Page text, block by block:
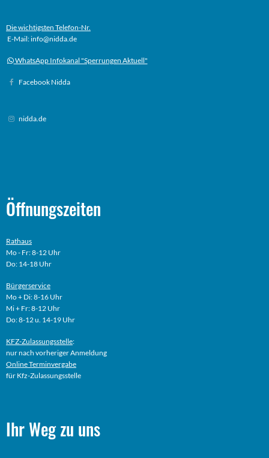
Die wichtigsten Telefon-Nr.
E-Mail: info@nidda.de
WhatsApp Infokanal "Sperrungen Aktuell"
Facebook Nidda
nidda.de
Öffnungszeiten
Rathaus
Mo - Fr: 8-12 Uhr
Do: 14-18 Uhr
Bürgerservice
Mo + Di: 8-16 Uhr
Mi + Fr: 8-12 Uhr
Do: 8-12 u. 14-19 Uhr
KFZ-Zulassungsstelle:
nur nach vorheriger Anmeldung
OnlineTerminvergabe
für Kfz-Zulassungsstelle
Ihr Weg zu uns